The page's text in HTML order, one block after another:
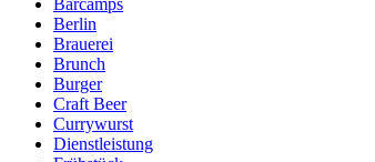
Berlin
Brauerei
Brunch
Burger
Craft Beer
Currywurst
Dienstleistung